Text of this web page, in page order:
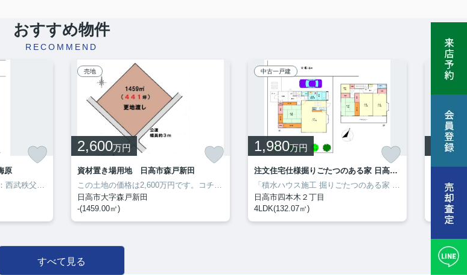
おすすめ物件
RECOMMEND
原
日高市梅原 売地 175.2坪 ：西武秩父線高麗駅にも近くて便利♪徒歩2分の場所に日高市立高麗小学校があります♪安心の前面道路6m以上の条件を備えております♪日高市の土地なら埼玉開発で探しましょう♪お問い合わせは0120-25-2996、またはinfo@saitamakaihatu.jpまでお待ちしております(*^_^*)
売地
2,600万円
資材置き場用地 日高市森戸新田
この土地の価格は2,600万円です。コチラの土地は売地となっており、土地購入予定の方にお勧めです。便利な立地で、例えば資材置場を建てる際にも好条件の立地です。土地を日高市で購入予定なら、川越線武蔵高萩周辺はいかがですか。お気軽に0120-25-2996までお問い合わせ下さいませ。お待ちしております。
日高市大字森戸新田
-(1459.00㎡)
中古一戸建
1,980万円
注文住宅仕様掘りごたつのある家 日高市四本木 中古戸建
「積水ハウス施工 掘りごたつのある家 日高市四本木 中古戸建」のここがイチオシ◎ファミリー向けのポイント、日高市立高麗川小学校が徒歩20分のところにあります◎戸建て物件をお探しの方は、便利な価格からなる中古物件はいかがでしょうか◎生活環境が整った日高市なら、きっと充実した生活が送れるでしょう◎不動産購入をお考えであれば、お気軽にお問い合わせください(^_^)
日高市四本木２丁目
4LDK(132.07㎡)
中古マン
3,380
川口市本
すべて見る